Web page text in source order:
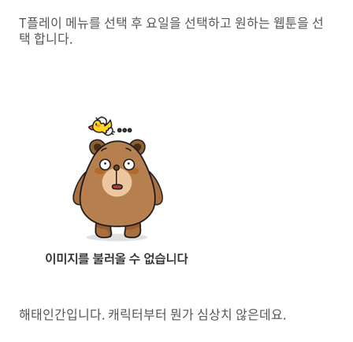
T플레이 메뉴를 선택 후 요일을 선택하고 원하는 웹툰을 선
택 합니다.
해태인간입니다. 캐릭터부터 뭔가 심상치 않은데요.